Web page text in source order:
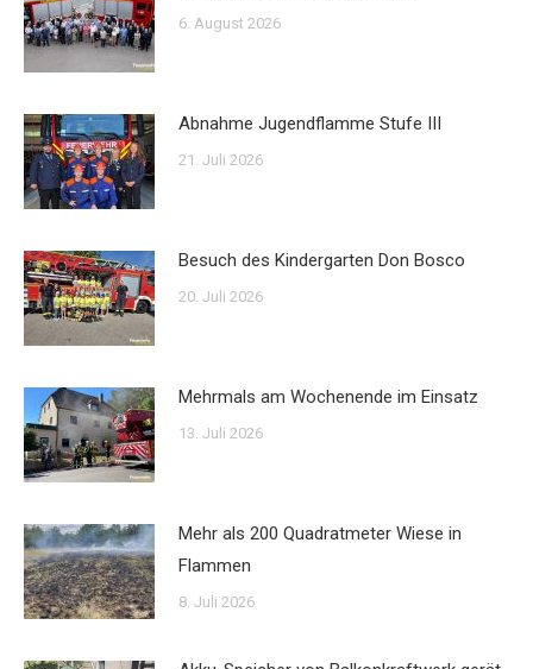
6. August 2026
Abnahme Jugendflamme Stufe III
21. Juli 2026
Besuch des Kindergarten Don Bosco
20. Juli 2026
Mehrmals am Wochenende im Einsatz
13. Juli 2026
Mehr als 200 Quadratmeter Wiese in
Flammen
8. Juli 2026